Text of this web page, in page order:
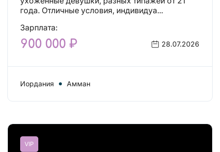
года. Отличные условия, индивидуа...
Зарплата:
900 000 ₽ 28.07.2026
Иордания Амман
VIP